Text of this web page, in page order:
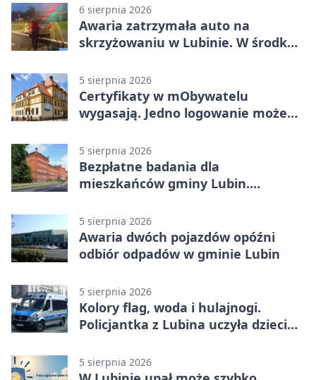
6 sierpnia 2026
Awaria zatrzymała auto na
skrzyżowaniu w Lubinie. W środku
5 sierpnia 2026
Certyfikaty w mObywatelu
wygasają. Jedno logowanie może
5 sierpnia 2026
Bezpłatne badania dla
mieszkańców gminy Lubin.
5 sierpnia 2026
Awaria dwóch pojazdów opóźni
odbiór odpadów w gminie Lubin
5 sierpnia 2026
Kolory flag, woda i hulajnogi.
Policjantka z Lubina uczyła dzieci
5 sierpnia 2026